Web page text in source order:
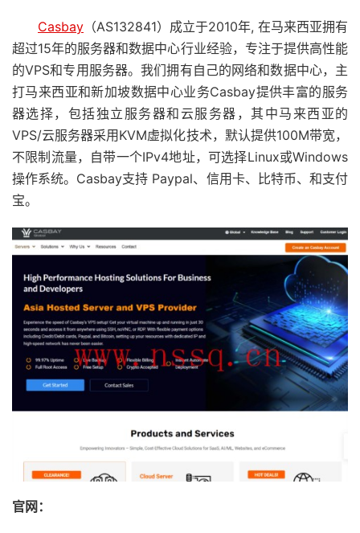
Casbay （AS132841）成立于2010年, 在马来西亚拥有
超过15年的服务器和数据中心行业经验，专注于提供高性能
的VPS和专用服务器。我们拥有自己的网络和数据中心，主
打马来西亚和新加坡数据中心业务Casbay提供丰富的服务
器选择，包括独立服务器和云服务器，其中马来西亚的
VPS/云服务器采用KVM虚拟化技术，默认提供100M带宽，
不限制流量，自带一个IPv4地址，可选择Linux或Windows
操作系统。Casbay支持 Paypal、信用卡、比特币、和支付
宝。
官网：